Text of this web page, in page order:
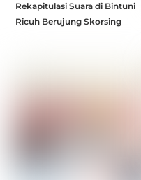
Rekapitulasi Suara di Bintuni
Ricuh Berujung Skorsing